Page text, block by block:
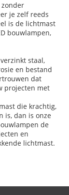
je zelf reeds
is de lichtmast
bouwlampen,
staal,
en bestand
dat
projecten met
die krachtig,
is, dan is onze
de
en
lichtmast.